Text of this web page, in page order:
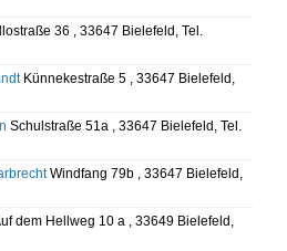
36 , 33647 Bielefeld, Tel.
Künnekestraße 5 , 33647 Bielefeld,
Schulstraße 51a , 33647 Bielefeld, Tel.
Windfang 79b , 33647 Bielefeld,
dem Hellweg 10 a , 33649 Bielefeld,